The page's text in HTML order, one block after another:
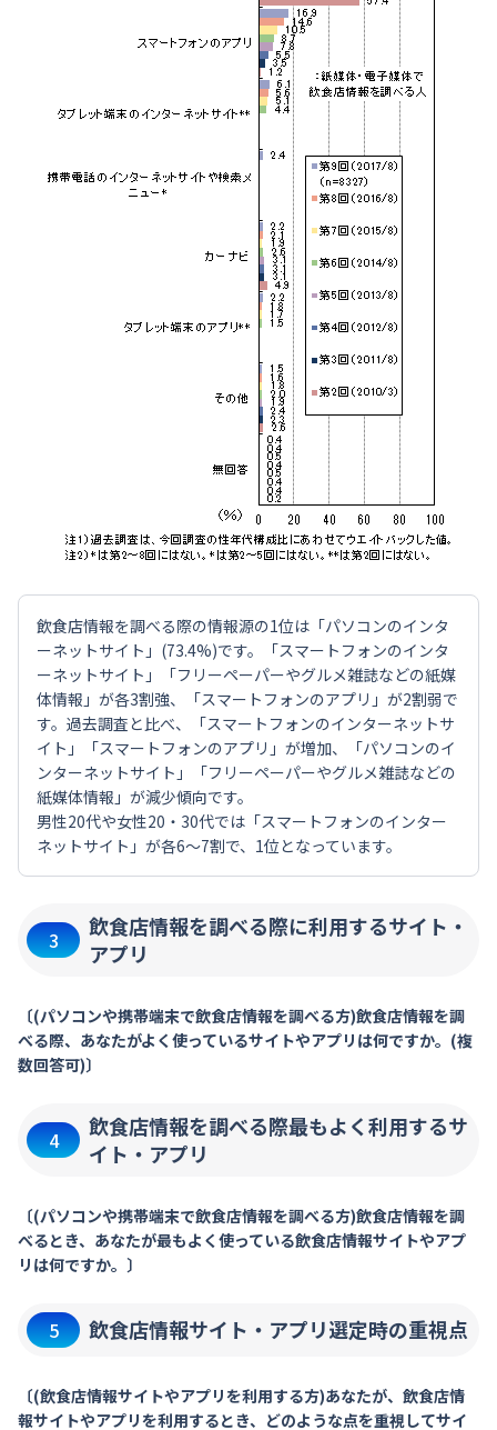
飲食店情報を調べる際の情報源の1位は「パソコンのインタ
ーネットサイト」(73.4%)です。「スマートフォンのインタ
ーネットサイト」「フリーペーパーやグルメ雑誌などの紙媒
体情報」が各3割強、「スマートフォンのアプリ」が2割弱で
す。過去調査と比べ、「スマートフォンのインターネットサ
イト」「スマートフォンのアプリ」が増加、「パソコンのイ
ンターネットサイト」「フリーペーパーやグルメ雑誌などの
紙媒体情報」が減少傾向です。
男性20代や女性20・30代では「スマートフォンのインター
ネットサイト」が各6～7割で、1位となっています。
3
飲食店情報を調べる際に利用するサイト・
アプリ
〔(パソコンや携帯端末で飲食店情報を調べる方)飲食店情報を調
べる際、あなたがよく使っているサイトやアプリは何ですか。(複
数回答可)〕
4
飲食店情報を調べる際最もよく利用するサ
イト・アプリ
〔(パソコンや携帯端末で飲食店情報を調べる方)飲食店情報を調
べるとき、あなたが最もよく使っている飲食店情報サイトやアプ
リは何ですか。〕
5 飲食店情報サイト・アプリ選定時の重視点
〔(飲食店情報サイトやアプリを利用する方)あなたが、飲食店情
報サイトやアプリを利用するとき、どのような点を重視してサイ